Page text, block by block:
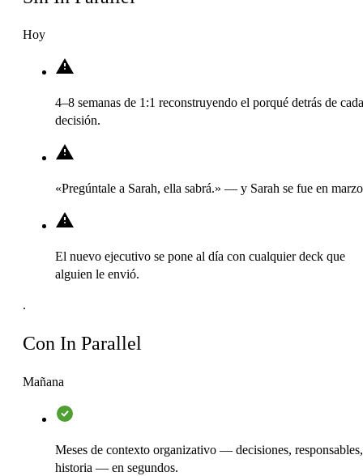
Hoy
4–8 semanas de 1:1 reconstruyendo el porqué detrás de cada
decisión.
«Pregúntale a Sarah, ella sabrá.» — y Sarah se fue en
El nuevo ejecutivo se pone al día con cualquier deck que
alguien le envió.
.
Con In Parallel
Mañana
Meses de contexto organizativo — decisiones, responsables,
historia — en segundos.